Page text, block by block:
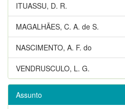
ITUASSU, D. R.
MAGALHÃES, C. A. de S.
NASCIMENTO, A. F. do
VENDRUSCULO, L. G.
Assunto